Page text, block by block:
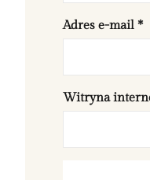
Adres e-mail *
Witryna